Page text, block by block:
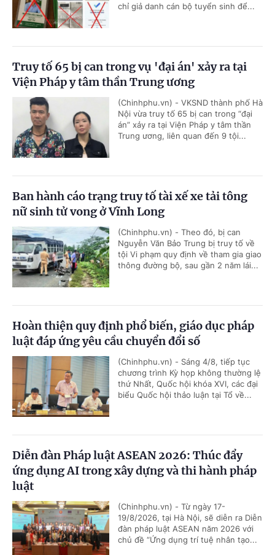
chỉ giả danh cán bộ tuyển sinh để...
Truy tố 65 bị can trong vụ 'đại án' xảy ra tại
Viện Pháp y tâm thần Trung ương
(Chinhphu.vn) - VKSND thành phố Hà
Nội vừa truy tố 65 bị can trong “đại
án” xảy ra tại Viện Pháp y tâm thần
Trung ương, liên quan đến 9 tội...
Ban hành cáo trạng truy tố tài xế xe tải tông
nữ sinh tử vong ở Vĩnh Long
(Chinhphu.vn) - Theo đó, bị can
Nguyễn Văn Bảo Trung bị truy tố về
tội Vi phạm quy định về tham gia giao
thông đường bộ, sau gần 2 năm lái...
Hoàn thiện quy định phổ biến, giáo dục pháp
luật đáp ứng yêu cầu chuyển đổi số
(Chinhphu.vn) - Sáng 4/8, tiếp tục
chương trình Kỳ họp không thường lệ
thứ Nhất, Quốc hội khóa XVI, các đại
biểu Quốc hội thảo luận tại Tổ về...
Diễn đàn Pháp luật ASEAN 2026: Thúc đẩy
ứng dụng AI trong xây dựng và thi hành pháp
luật
(Chinhphu.vn) - Từ ngày 17-
19/8/2026, tại Hà Nội, sẽ diễn ra Diễn
đàn pháp luật ASEAN năm 2026 với
chủ đề “Ứng dụng trí tuệ nhân tạo...